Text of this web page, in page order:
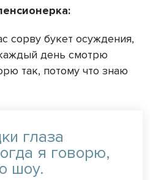
сорву букет осуждения,
день смотрю
так, потому что знаю
глаза
я говорю,
шоу.